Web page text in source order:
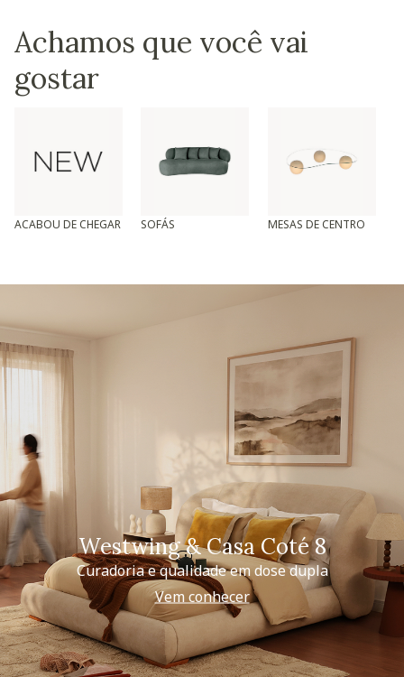
Achamos que você vai
gostar
ACABOU DE CHEGAR SOFÁS MESAS DE CENTRO
Westwing & Casa Coté 8
Curadoria e qualidade em dose dupla
Vem conhecer